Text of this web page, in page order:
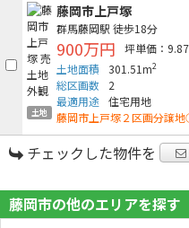
土地
藤岡市上戸塚
群馬藤岡駅 徒歩18分
900万円
坪単価：
土地面積
301.51m2
総区画数
2
最適用途 住宅用地
藤岡市上戸塚２区画分譲
チェックした物件を
藤岡市の他のエリアを探す